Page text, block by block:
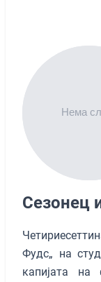
Сезонец
Фудс„ на
капијата